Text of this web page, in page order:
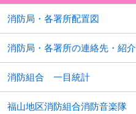
消防局・各署所配置図
消防局・各署所の連絡先・紹介
消防組合 一目統計
福山地区消防組合消防音楽隊